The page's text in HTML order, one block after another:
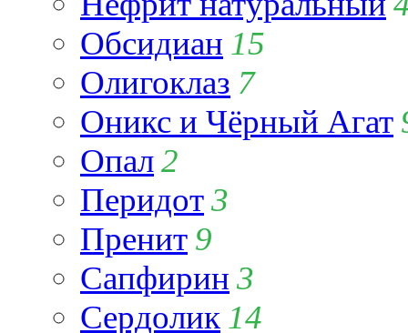
Обсидиан 15
Олигоклаз 7
Оникс и Чёрный Агат
Опал2
Перидот3
Пренит 9
Сапфирин 3
Сердолик 14